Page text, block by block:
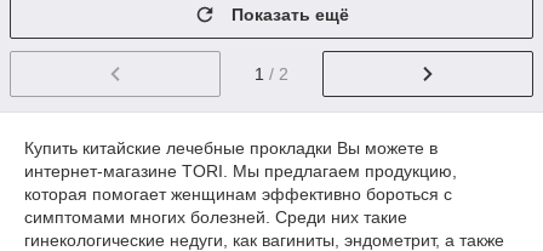
Показать ещё
1 / 2
Купить китайские лечебные прокладки Вы можете в
интернет-магазине TORI. Мы предлагаем продукцию,
которая помогает женщинам эффективно бороться с
симптомами многих болезней. Среди них такие
гинекологические недуги, как вагиниты, эндометрит, а также